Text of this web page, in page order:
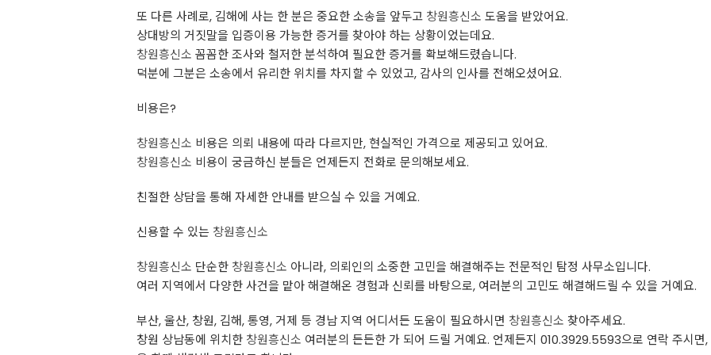
또 다른 사례로, 김해에 사는 한 분은 중요한 소송을 앞두고 창원흥신소 도움을 받았어요.
상대방의 거짓말을 입증이용 가능한 증거를 찾아야 하는 상황이었는데요.
창원흥신소 꼼꼼한 조사와 철저한 분석하여 필요한 증거를 확보해드렸습니다.
덕분에 그분은 소송에서 유리한 위치를 차지할 수 있었고, 감사의 인사를 전해오셨어요.
비용은?
창원흥신소 비용은 의뢰 내용에 따라 다르지만, 현실적인 가격으로 제공되고 있어요.
창원흥신소 비용이 궁금하신 분들은 언제든지 전화로 문의해보세요.
친절한 상담을 통해 자세한 안내를 받으실 수 있을 거예요.
신용할 수 있는 창원흥신소
창원흥신소 단순한 창원흥신소 아니라, 의뢰인의 소중한 고민을 해결해주는 전문적인 탐정 사무소입니다.
여러 지역에서 다양한 사건을 맡아 해결해온 경험과 신뢰를 바탕으로, 여러분의 고민도 해결해드릴 수 있을 거예요.
부산, 울산, 창원, 김해, 통영, 거제 등 경남 지역 어디서든 도움이 필요하시면 창원흥신소 찾아주세요.
창원 상남동에 위치한 창원흥신소 여러분의 든든한 가 되어 드릴 거예요. 언제든지 010.3929.5593으로 연락 주시면